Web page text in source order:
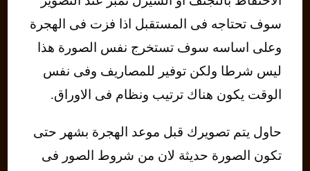
سوف تحتاجه فى المستقبل اذا فزت فى الهجرة
وعلى اساسه سوف تستخرج نفس الصورة هذا
ليس شرطا ولكن توفير للمصاريف وفى نفس
الوقت يكون هناك ترتيب ونظام فى الاوراق.
حاول يتم تصويرك قبل موعد الهجرة بشهر حتى
تكون الصورة حديثة لان من شروط الصور فى